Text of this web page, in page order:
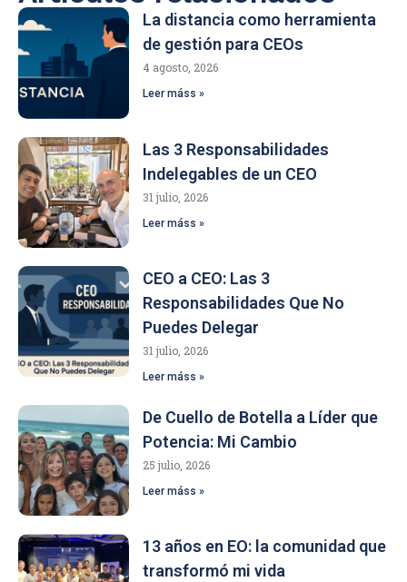
La distancia como herramienta
de gestión para CEOs
4 agosto, 2026
Leer máss »
Las 3 Responsabilidades
Indelegables de un CEO
31 julio, 2026
Leer máss »
CEO a CEO: Las 3
Responsabilidades Que No
Puedes Delegar
31 julio, 2026
Leer máss »
De Cuello de Botella a Líder que
Potencia: Mi Cambio
25 julio, 2026
Leer máss »
13 años en EO: la comunidad que
transformó mi vida